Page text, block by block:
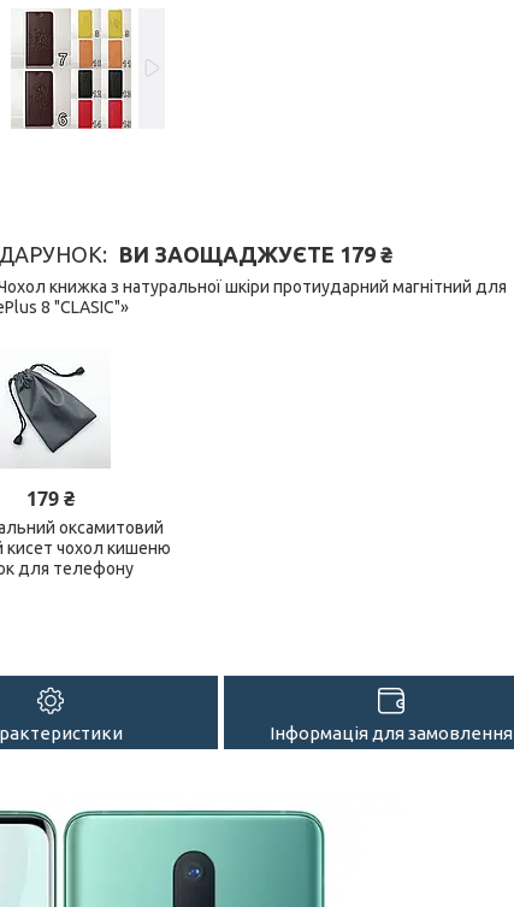
ВИ ЗАОЩАДЖУЄТЕ 179 ₴
книжка з натуральної шкіри протиударний магнітний для
8 "CLASIC"»
179 ₴
оксамитовий
кисет чохол кишеню
для телефону
Інформація для замовлення